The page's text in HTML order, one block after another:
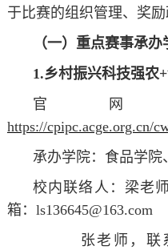
于比赛的组织管理、奖励
（一）重点赛事承
1.乡村振兴科技强农
官网
https://cpipc.acge.org.cn/
承办学院：食品学院
校内联络人：梁老
箱：ls136645@163.com
张老师 ，联